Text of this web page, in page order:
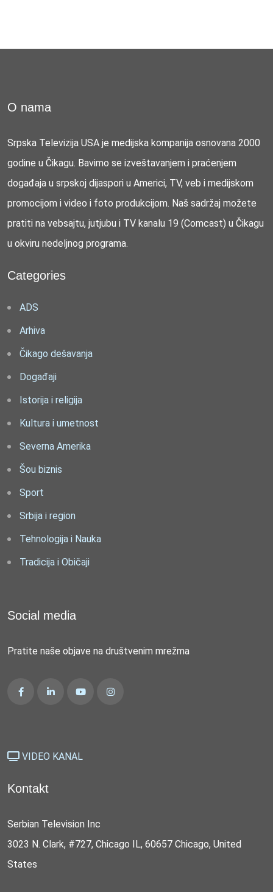
O nama
Srpska Televizija USA je medijska kompanija osnovana 2000
godine u Čikagu. Bavimo se izveštavanjem i praćenjem
događaja u srpskoj dijaspori u Americi, TV, veb i medijskom
promocijom i video i foto produkcijom. Naš sadržaj možete
pratiti na vebsajtu, jutjubu i TV kanalu 19 (Comcast) u Čikagu
u okviru nedeljnog programa.
Categories
ADS
Arhiva
Čikago dešavanja
Događaji
Istorija i religija
Kultura i umetnost
Severna Amerika
Šou biznis
Sport
Srbija i region
Tehnologija i Nauka
Tradicija i Običaji
Social media
Pratite naše objave na društvenim mrežma
VIDEO KANAL
Kontakt
Serbian Television Inc
3023 N. Clark, #727, Chicago IL, 60657 Chicago, United
States